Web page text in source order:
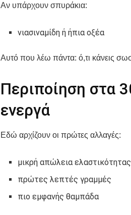
Αν υπάρχουν σπυράκια:
νιασιναμίδη ή ήπια οξέα
Αυτό που λέω πάντα: ό,τι κάνεις
Περιποίηση στα
ενεργά
Εδώ αρχίζουν οι πρώτες αλλαγές:
μικρή απώλεια ελαστικότητας
πρώτες λεπτές γραμμές
πιο εμφανής θαμπάδα